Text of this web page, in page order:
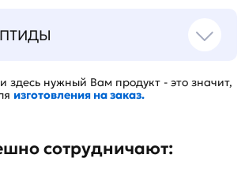
здесь нужный Вам продукт - это значит,
изготовления на заказ.
сотрудничают: